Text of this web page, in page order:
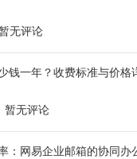
无评论
钱一年？收费标准与价格
暂无评论
：网易企业邮箱的协同办